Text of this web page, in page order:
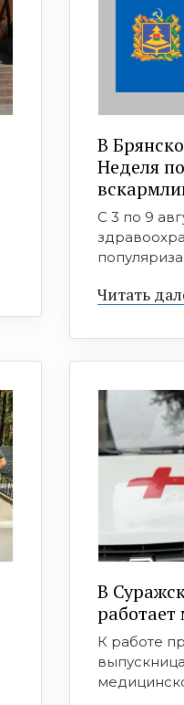
В
Неделя
С 3 по 9
Читать
В
К работе